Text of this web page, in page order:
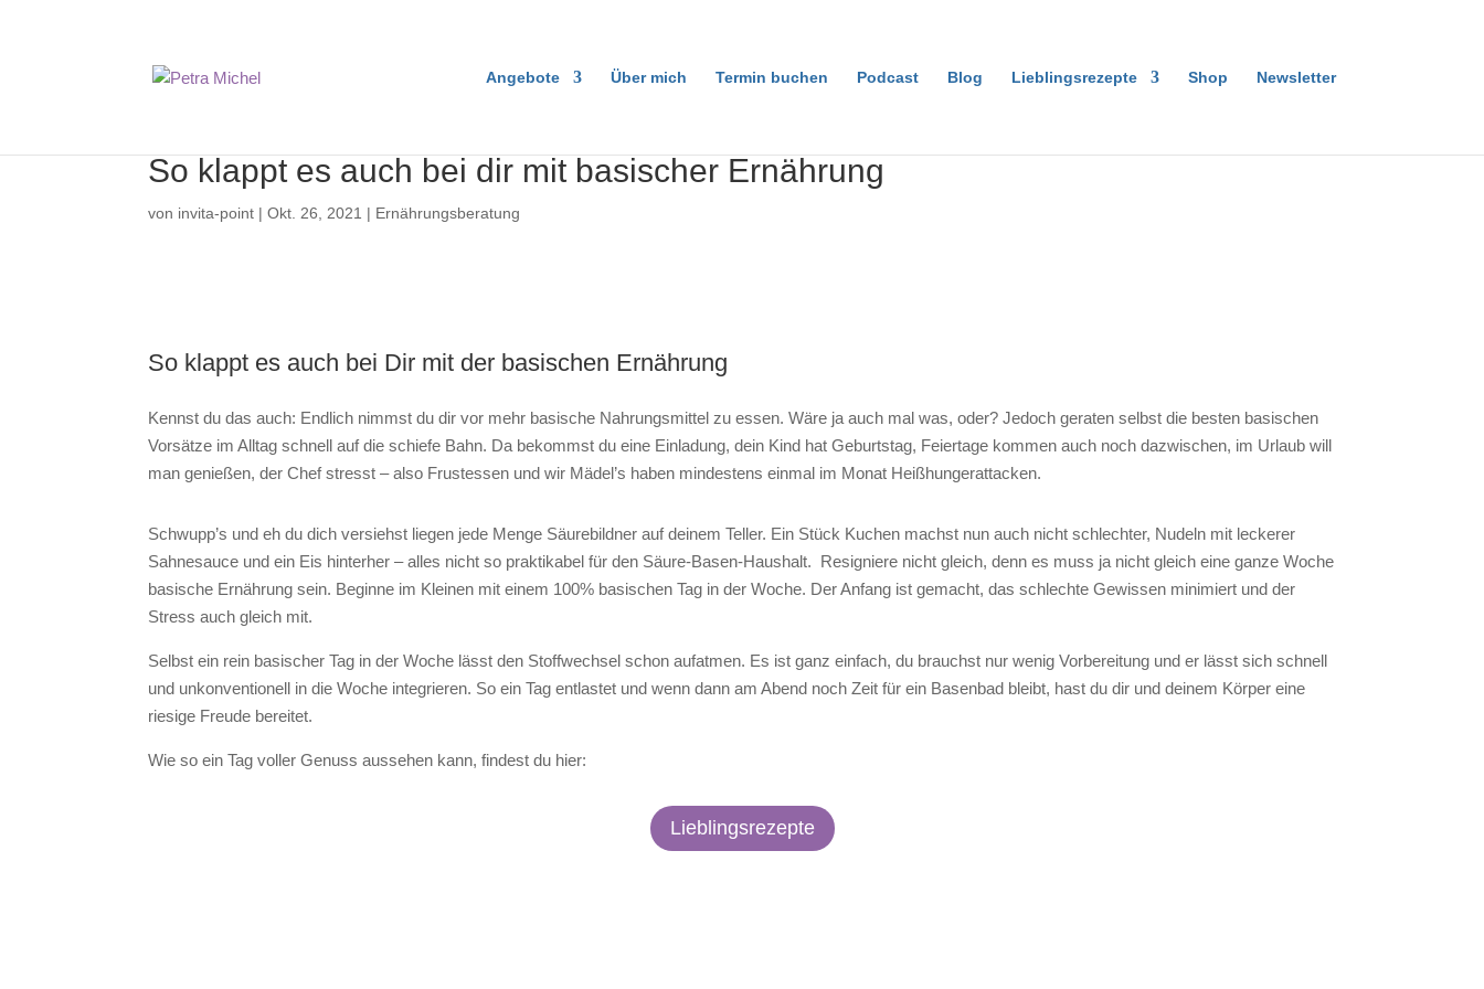
Angebote Über mich Termin buchen Podcast Blog Lieblingsrezepte Shop Newsletter
So klappt es auch bei dir mit basischer Ernährung
von invita-point |Okt. 26, 2021 | Ernährungsberatung
So klappt es auch bei Dir mit der basischen Ernährung
Kennst du das auch: Endlich nimmst du dir vor mehr basische Nahrungsmittel zu essen. Wäre ja auch mal was, oder? Jedoch geraten selbst die besten basischen
Vorsätze im Alltag schnell auf die schiefe Bahn. Da bekommst du eine Einladung, dein Kind hat Geburtstag, Feiertage kommen auch noch dazwischen, im Urlaub will
man genießen, der Chef stresst – also Frustessen und wir Mädel’s haben mindestens einmal im Monat Heißhungerattacken.
Schwupp’s und eh du dich versiehst liegen jede Menge Säurebildner auf deinem Teller. Ein Stück Kuchen machst nun auch nicht schlechter, Nudeln mit leckerer
Sahnesauce und ein Eis hinterher – alles nicht so praktikabel für den Säure-Basen-Haushalt. Resigniere nicht gleich, denn es muss ja nicht gleich eine ganze Woche
basische Ernährung sein. Beginne im Kleinen mit einem 100% basischen Tag in der Woche. Der Anfang ist gemacht, das schlechte Gewissen minimiert und der
Stress auch gleich mit.
Selbst ein rein basischer Tag in der Woche lässt den Stoffwechsel schon aufatmen. Es ist ganz einfach, du brauchst nur wenig Vorbereitung und er lässt sich schnell
und unkonventionell in die Woche integrieren. So ein Tag entlastet und wenn dann am Abend noch Zeit für ein Basenbad bleibt, hast du dir und deinem Körper eine
riesige Freude bereitet.
Wie so ein Tag voller Genuss aussehen kann, findest du hier:
Lieblingsrezepte